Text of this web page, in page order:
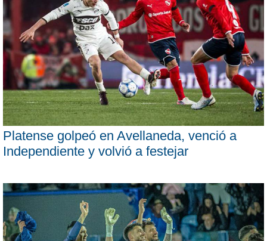
Platense golpeó en Avellaneda, venció a
Independiente y volvió a festejar